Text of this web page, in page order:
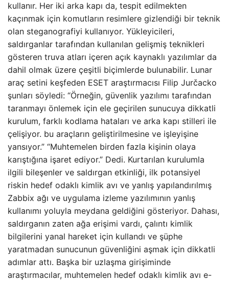
kullanır. Her iki arka kapı da, tespit edilmekten
kaçınmak için komutların resimlere gizlendiği bir teknik
olan steganografiyi kullanıyor. Yükleyicileri,
saldırganlar tarafından kullanılan gelişmiş teknikleri
gösteren truva atları içeren açık kaynaklı yazılımlar da
dahil olmak üzere çeşitli biçimlerde bulunabilir. Lunar
araç setini keşfeden ESET araştırmacısı Filip Jurčacko
şunları söyledi: “Örneğin, güvenlik yazılımı tarafından
taranmayı önlemek için ele geçirilen sunucuya dikkatli
kurulum, farklı kodlama hataları ve arka kapı stilleri ile
çelişiyor. bu araçların geliştirilmesine ve işleyişine
yansıyor.” “Muhtemelen birden fazla kişinin olaya
karıştığına işaret ediyor.” Dedi. Kurtarılan kurulumla
ilgili bileşenler ve saldırgan etkinliği, ilk potansiyel
riskin hedef odaklı kimlik avı ve yanlış yapılandırılmış
Zabbix ağı ve uygulama izleme yazılımının yanlış
kullanımı yoluyla meydana geldiğini gösteriyor. Dahası,
saldırganın zaten ağa erişimi vardı, çalıntı kimlik
bilgilerini yanal hareket için kullandı ve şüphe
yaratmadan sunucunun güvenliğini aşmak için dikkatli
adımlar attı. Başka bir uzlaşma girişiminde
araştırmacılar, muhtemelen hedef odaklı kimlik avı e-